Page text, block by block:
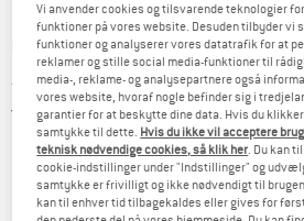
Q36.5 - Gregarius Signature
Jersey - Rad Singlet
5,0(1)
Vi anvender cookies og tilsvarende teknologier
funktioner på vores website. Desuden tilbyder vi
funktioner og analyserer vores datatrafik for at
reklamer og stille social media-funktioner til
media-, reklame- og analysepartnere også
vores website, hvoraf nogle befinder sig i
garantier for at beskytte dine data. Hvis du
samtykke til dette. Hvis du ikke vil acceptere
teknisk nødvendige cookies, så klik her. Du kan
cookie-indstillinger under "Indstillinger" og
samtykke er frivilligt og ikke nødvendigt til
kan til enhver tid tilbagekaldes eller gives for